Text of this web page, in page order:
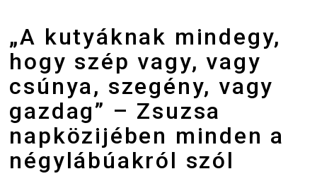
„A kutyáknak mindegy,
hogy szép vagy, vagy
csúnya, szegény, vagy
gazdag” – Zsuzsa
napközijében minden a
négylábúakról szól